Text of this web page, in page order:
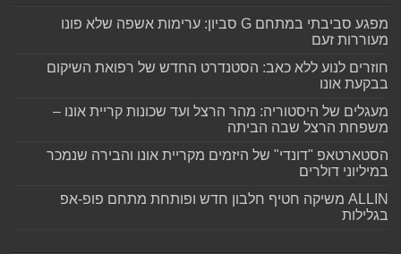
מפגע סביבתי במתחם G סביון: ערימות אשפה שלא פונו
מעוררות זעם
חוזרים לנוע ללא כאב: הסטנדרט החדש של רפואת השיקום
בבקעת אונו
מעגלים של היסטוריה: מהר הרצל ועד שכונות קריית אונו –
משפחת הרצל שבה הביתה
הסטארטאפ "דונדי" של היזמים מקריית אונו והבירה שנמכר
במיליוני דולרים
ALLIN משיקה חטיף חלבון חדש ופותחת מתחם פופ-אפ
בגלילות